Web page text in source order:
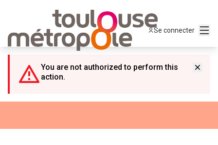
Se connecter
You are not authorized to perform this
action.